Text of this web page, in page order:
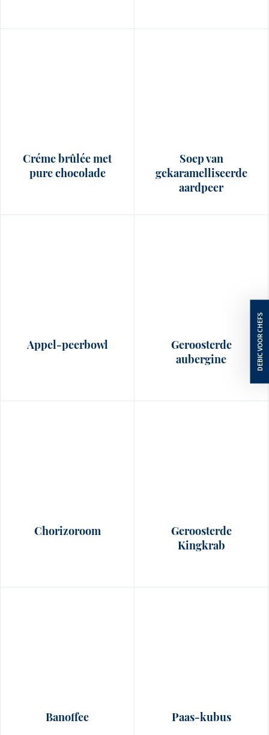
Créme brûlée met
pure chocolade
Soep van
gekaramelliseerde
aardpeer
Appel-peerbowl
Geroosterde
aubergine
Chorizoroom
Geroosterde
Kingkrab
Banoffee Paas‑kubus